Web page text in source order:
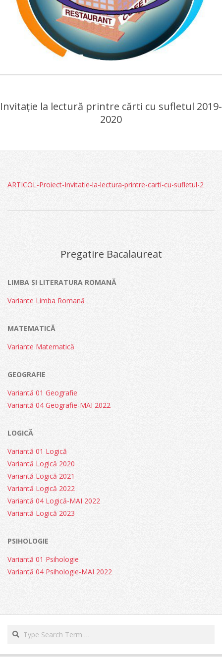
COLEGIUL
"VIILOR"
Menu
Invitație la lectură printre cărti cu sufletul 2019-
2020
ARTICOL-Proiect-Invitatie-la-lectura-printre-carti-cu-sufletul-2
Pregatire Bacalaureat
LIMBA SI LITERATURA ROMANĂ
Variante Limba Romană
MATEMATICĂ
Variante Matematică
GEOGRAFIE
Variantă 01 Geografie
Variantă 04 Geografie-MAI 2022
LOGICĂ
Variantă 01 Logică
Variantă Logică 2020
Variantă Logică 2021
Variantă Logică 2022
Variantă 04 Logică-MAI 2022
Variantă Logică 2023
PSIHOLOGIE
Variantă 01 Psihologie
Variantă 04 Psihologie-MAI 2022